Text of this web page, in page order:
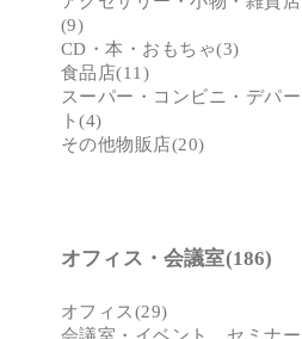
(9)
CD・本・おもちゃ(3)
食品店(11)
スーパー・コンビニ・デパー
ト(4)
その他物販店(20)
オフィス・会議室(186)
オフィス(29)
会議室・イベント、セミナー